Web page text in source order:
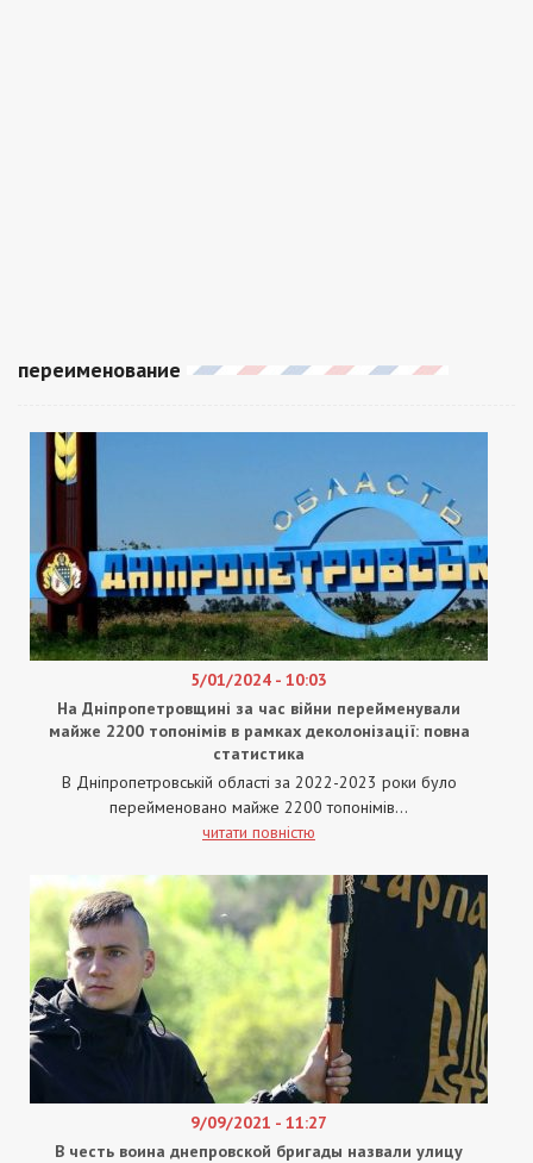
переименование
5/01/2024 - 10:03
На Дніпропетровщині за час війни перейменували
майже 2200 топонімів в рамках деколонізації: повна
статистика
В Дніпропетровській області за 2022-2023 роки було
перейменовано майже 2200 топонімів...
читати повністю
9/09/2021 - 11:27
В честь воина днепровской бригады назвали улицу